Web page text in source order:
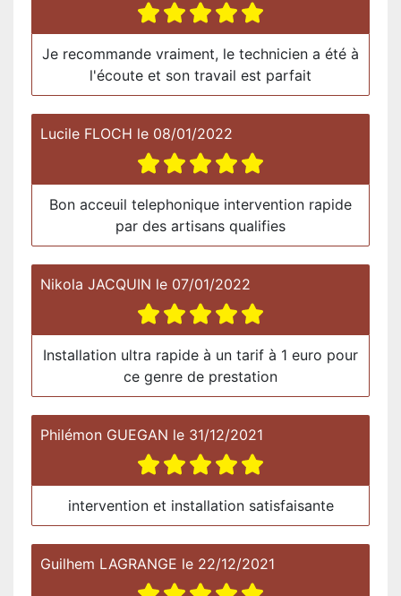
Je recommande vraiment, le technicien a été à
l'écoute et son travail est parfait
Lucile FLOCH le 08/01/2022
Bon acceuil telephonique intervention rapide
par des artisans qualifies
Nikola JACQUIN le 07/01/2022
Installation ultra rapide à un tarif à 1 euro pour
ce genre de prestation
Philémon GUEGAN le 31/12/2021
intervention et installation satisfaisante
Guilhem LAGRANGE le 22/12/2021